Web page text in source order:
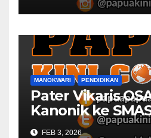
MANOKWARI PENDIDIKAN
Pater Vikaris
Kanonik ke
Villanova
FEB 3, 2026